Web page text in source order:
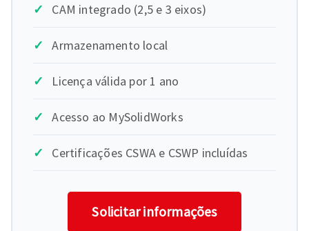
CAM integrado (2,5 e 3 eixos)
Armazenamento local
Licença válida por 1 ano
Acesso ao MySolidWorks
Certificações CSWA e CSWP incluídas
Solicitar informações